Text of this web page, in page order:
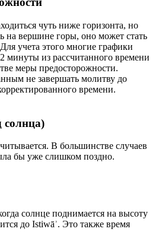
чуть ниже горизонта, но
на вершине горы, оно может стать
учета этого многие графики
минуты из рассчитанного времени
меры предосторожности.
не завершать молитву до
времени.
солнца)
В большинстве случаев
бы уже слишком поздно.
солнце поднимается на высоту
до Istiwāʾ. Это также время